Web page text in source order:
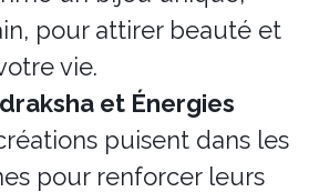
pour attirer beauté et
vie.
et Énergies
puisent dans les
pour renforcer leurs